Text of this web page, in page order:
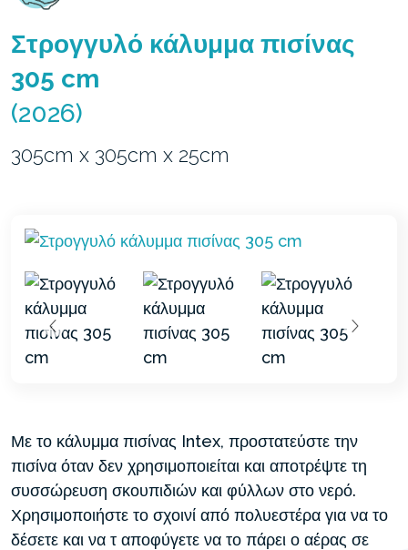
Στρογγυλό κάλυμμα πισίνας
305 cm
(2026)
305cm x 305cm x 25cm
Με το κάλυμμα πισίνας Intex, προστατεύστε την
πισίνα όταν δεν χρησιμοποιείται και αποτρέψτε τη
συσσώρευση σκουπιδιών και φύλλων στο νερό.
Χρησιμοποιήστε το σχοινί από πολυεστέρα για να το
δέσετε και να τ αποφύγετε να το πάρει ο αέρας σε